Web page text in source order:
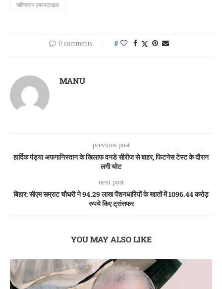
पाकिस्तान एयरस्ट्राइक
0 comments 0
MANU
previous post
हार्दिक पंड्या अफगानिस्तान के खिलाफ वनडे सीरीज से बाहर, फिटनेस टेस्ट के दौरान
लगी चोट
next post
बिहार: सीएम सम्राट चौधरी ने 94.29 लाख पेंशनधारियों के खातों में 1096.44 करोड़
रुपये किए ट्रांसफर
YOU MAY ALSO LIKE